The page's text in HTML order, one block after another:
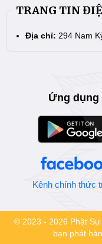
TRANG TIN
Địa chỉ: 294 Nam
Ứng dụng
Kênh chính thức
© 2023 - 2026 Phật
bạn phát